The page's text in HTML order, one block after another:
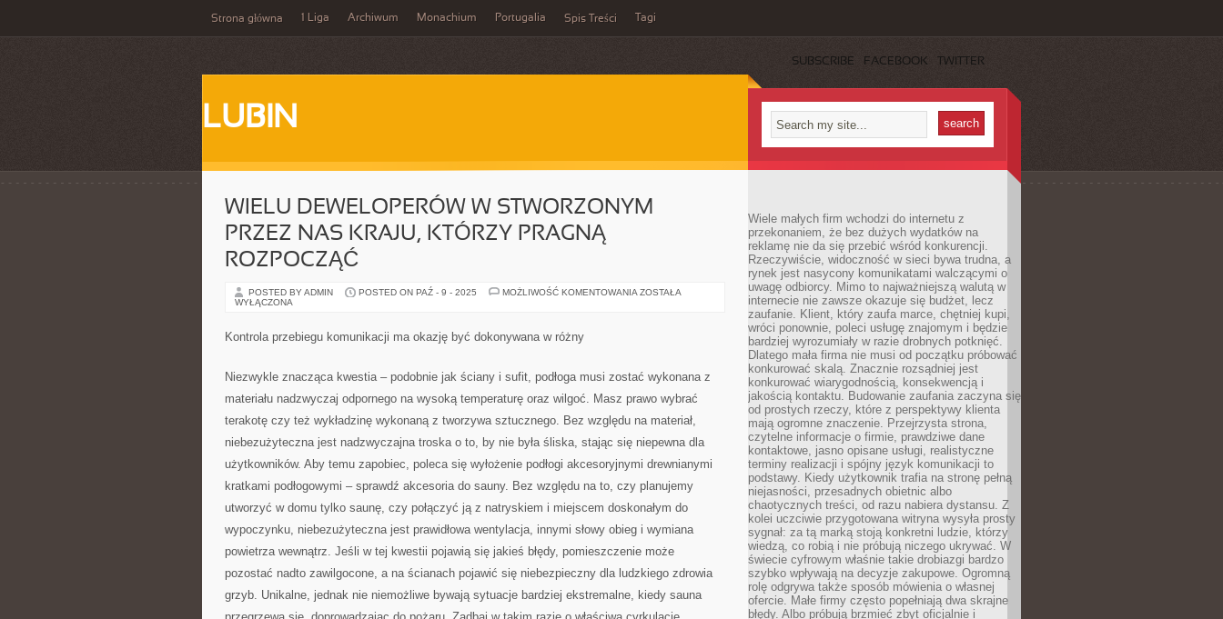
Strona główna 1 Liga Archiwum Monachium Portugalia Spis Treści Tagi
SUBSCRIBE FACEBOOK TWITTER
LUBIN
WIELU DEWELOPERÓW W STWORZONYM
PRZEZ NAS KRAJU, KTÓRZY PRAGNĄ
ROZPOCZĄĆ
POSTED BY ADMIN POSTED ON PAŹ - 9 - 2025 MOŻLIWOŚĆ KOMENTOWANIA WIELU
PRAGNĄ
ROZPOCZĄĆ
ZOSTAŁA
WYŁĄCZONA
Kontrola przebiegu komunikacji ma okazję być dokonywana w różny
Niezwykle znacząca kwestia – podobnie jak ściany i sufit, podłoga musi zostać wykonana z
materiału nadzwyczaj odpornego na wysoką temperaturę oraz wilgoć. Masz prawo wybrać
terakotę czy też wykładzinę wykonaną z tworzywa sztucznego. Bez względu na materiał,
niebezużyteczna jest nadzwyczajna troska o to, by nie była śliska, stając się niepewna dla
użytkowników. Aby temu zapobiec, poleca się wyłożenie podłogi akcesoryjnymi drewnianymi
kratkami podłogowymi – sprawdź akcesoria do sauny. Bez względu na to, czy planujemy
utworzyć w domu tylko saunę, czy połączyć ją z natryskiem i miejscem doskonałym do
wypoczynku, niebezużyteczna jest prawidłowa wentylacja, innymi słowy obieg i wymiana
powietrza wewnątrz. Jeśli w tej kwestii pojawią się jakieś błędy, pomieszczenie może
pozostać nadto zawilgocone, a na ścianach pojawić się niebezpieczny dla ludzkiego zdrowia
grzyb. Unikalne, jednak nie niemożliwe bywają sytuacje bardziej ekstremalne, kiedy sauna
Wiele małych firm wchodzi do internetu z
przekonaniem, że bez dużych wydatków na
reklamę nie da się przebić wśród konkurencji.
Rzeczywiście, widoczność w sieci bywa trudna, a
rynek jest nasycony komunikatami walczącymi o
uwagę odbiorcy. Mimo to najważniejszą walutą w
internecie nie zawsze okazuje się budżet, lecz
zaufanie. Klient, który zaufa marce, chętniej kupi,
wróci ponownie, poleci usługę znajomym i będzie
bardziej wyrozumiały w razie drobnych potknięć.
Dlatego mała firma nie musi od początku próbować
konkurować skalą. Znacznie rozsądniej jest
konkurować wiarygodnością, konsekwencją i
jakością kontaktu. Budowanie zaufania zaczyna się
od prostych rzeczy, które z perspektywy klienta
mają ogromne znaczenie. Przejrzysta strona,
czytelne informacje o firmie, prawdziwe dane
kontaktowe, jasno opisane usługi, realistyczne
terminy realizacji i spójny język komunikacji to
podstawy. Kiedy użytkownik trafia na stronę pełną
niejasności, przesadnych obietnic albo
chaotycznych treści, od razu nabiera dystansu. Z
kolei uczciwie przygotowana witryna wysyła prosty
sygnał: za tą marką stoją konkretni ludzie, którzy
wiedzą, co robią i nie próbują niczego ukrywać. W
świecie cyfrowym właśnie takie drobiazgi bardzo
szybko wpływają na decyzje zakupowe. Ogromną
rolę odgrywa także sposób mówienia o własnej
ofercie. Małe firmy często popełniają dwa skrajne
błędy. Albo próbują brzmieć zbyt oficjalnie i